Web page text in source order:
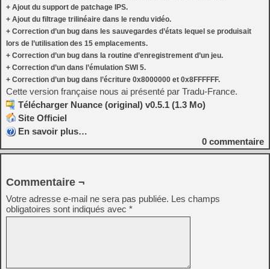
+ Ajout du support de patchage IPS.
+ Ajout du filtrage trilinéaire dans le rendu vidéo.
+ Correction d’un bug dans les sauvegardes d’états lequel se produisait
lors de l’utilisation des 15 emplacements.
+ Correction d’un bug dans la routine d’enregistrement d’un jeu.
+ Correction d’un dans l’émulation SWI 5.
+ Correction d’un bug dans l’écriture 0x8000000 et 0x8FFFFFF.
Cette version française nous ai présenté par Tradu-France.
Télécharger Nuance (original) v0.5.1 (1.3 Mo)
Site Officiel
En savoir plus…
0 commentaire
Commentaire ¬
Votre adresse e-mail ne sera pas publiée. Les champs
obligatoires sont indiqués avec *